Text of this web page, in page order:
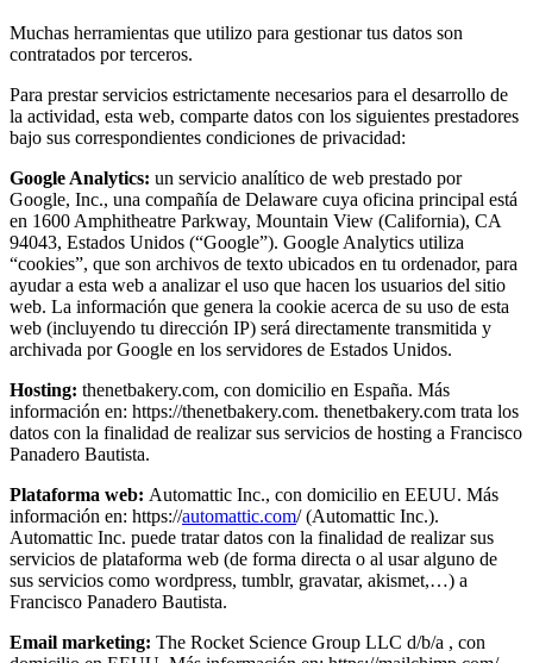
Muchas herramientas que utilizo para gestionar tus datos son
contratados por terceros.
Para prestar servicios estrictamente necesarios para el desarrollo de
la actividad, esta web, comparte datos con los siguientes prestadores
bajo sus correspondientes condiciones de privacidad:
Google Analytics: un servicio analítico de web prestado por
Google, Inc., una compañía de Delaware cuya oficina principal está
en 1600 Amphitheatre Parkway, Mountain View (California), CA
94043, Estados Unidos (“Google”). Google Analytics utiliza
“cookies”, que son archivos de texto ubicados en tu ordenador, para
ayudar a esta web a analizar el uso que hacen los usuarios del sitio
web. La información que genera la cookie acerca de su uso de esta
web (incluyendo tu dirección IP) será directamente transmitida y
archivada por Google en los servidores de Estados Unidos.
Hosting: thenetbakery.com, con domicilio en España. Más
información en: https://thenetbakery.com. thenetbakery.com trata los
datos con la finalidad de realizar sus servicios de hosting a Francisco
Panadero Bautista.
Plataforma web: Automattic Inc., con domicilio en EEUU. Más
información en: https://automattic.com/ (Automattic Inc.).
Automattic Inc. puede tratar datos con la finalidad de realizar sus
servicios de plataforma web (de forma directa o al usar alguno de
sus servicios como wordpress, tumblr, gravatar, akismet,…) a
Francisco Panadero Bautista.
Email marketing: The Rocket Science Group LLC d/b/a , con